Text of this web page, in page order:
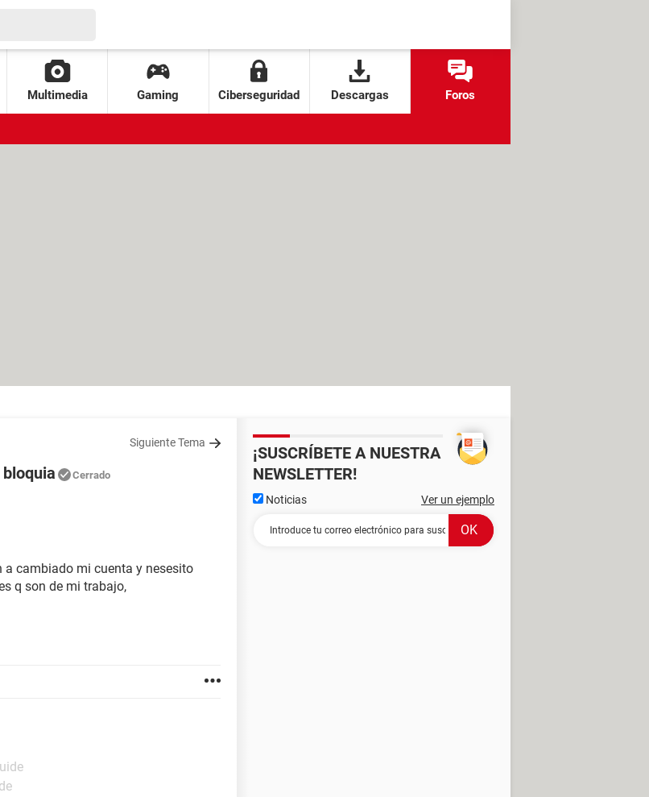
Multimedia Gaming Ciberseguridad Descargas Foros
Siguiente Tema
Cerrado
a cambiado mi cuenta y nesesito
q son de mi trabajo,
¡SUSCRÍBETE A NUESTRA
NEWSLETTER!
Noticias Ver un ejemplo